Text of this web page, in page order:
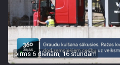
pirms 6 dienām, 16 stundām